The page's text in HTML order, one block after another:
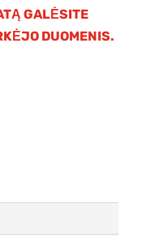
GALĖSITE
DUOMENIS.